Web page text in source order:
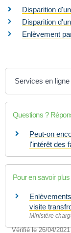
Vérifié le 26/04/
Disparition
Disparition
Enlèvement
Services en
Questions ?
Peut-on
l'intérêt des
Pour en savoir plus
visite
Ministère